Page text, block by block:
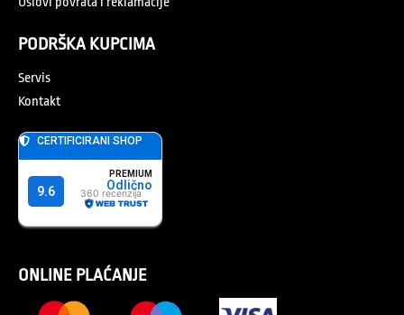
PODRŠKA KUPCIMA
Servis
Kontakt
ONLINE PLAĆANJE